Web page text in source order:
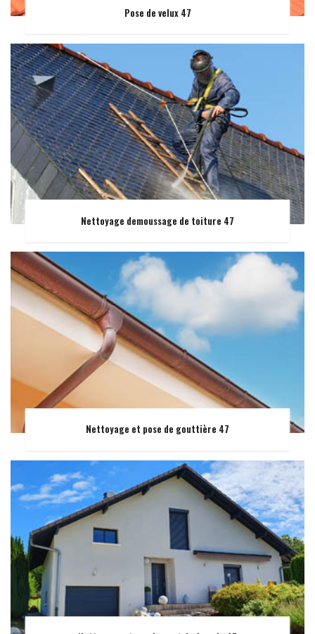
Pose de velux 47
Nettoyage demoussage de toiture 47
Nettoyage et pose de gouttière 47